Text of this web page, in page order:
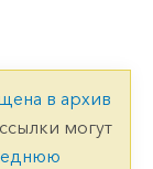
в архив
могут